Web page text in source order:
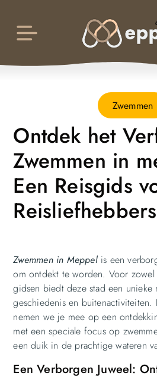
Zwemmen
Ontdek het
Zwemmen in
Een Reisgids
Reisliefhebbers
Zwemmen in Meppelis een
om ontdekt te worden. Voor zowel
gidsen biedt deze stad een unieke
geschiedenis en
nemen we je mee op een
met een speciale focus op
een duik in de prachtige wateren
Een Verborgen Juweel: